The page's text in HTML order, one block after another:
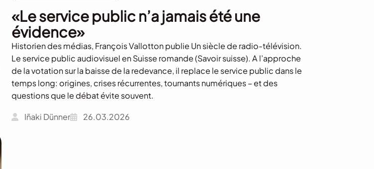
«Le service public n’a jamais été une
évidence»
Historien des médias, François Vallotton publie Un siècle de radio-télévision.
Le service public audiovisuel en Suisse romande (Savoir suisse). A l’approche
de la votation sur la baisse de la redevance, il replace le service public dans le
temps long: origines, crises récurrentes, tournants numériques – et des
questions que le débat évite souvent.
Iñaki Dünner 26.03.2026